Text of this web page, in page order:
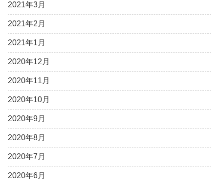
2021年3月
2021年2月
2021年1月
2020年12月
2020年11月
2020年10月
2020年9月
2020年8月
2020年7月
2020年6月